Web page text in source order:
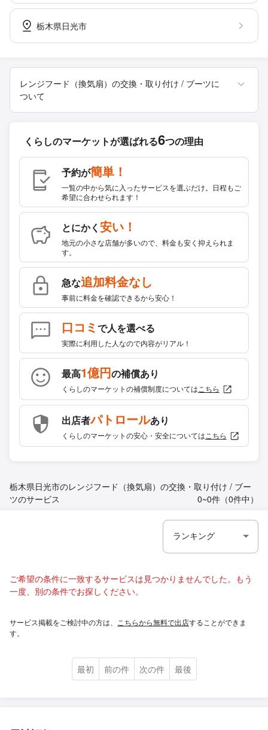
栃木県日光市
レンジフード（換気扇）の交換・取り付け / ブーツに
ついて
くらしのマーケットが選ばれる6つの理由
予約が簡単！
一覧の中から気に入ったサービスを選ぶだけ。日程もご
希望に合わせられます！
とにかく 安い！
地元の小さな店舗が多いので、料金も安く抑えられま
す。
急な追加料金なし
事前に料金を確認できるから安心！
口コミで人を選べる
実際に利用した人なので内容がリアル！
最高1億円の補償あり
くらしのマーケットの補償制度については こちら
出店者パトロールあり
くらしのマーケットの安心・安全については こちら
栃木県日光市のレンジフード（換気扇）の交換・取り付け / ブー
ツのサービス
0~0件（0件中）
ご希望の条件に一致するサービスは見つかりませんでした。もう
一度、別の条件でお探しください。
サービス掲載をご検討中の方は、 こちらから無料で出店することができま
す。
最初 前の件 次の件 最後